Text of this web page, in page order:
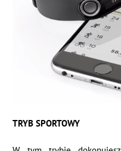
TRYB SPORTOWY